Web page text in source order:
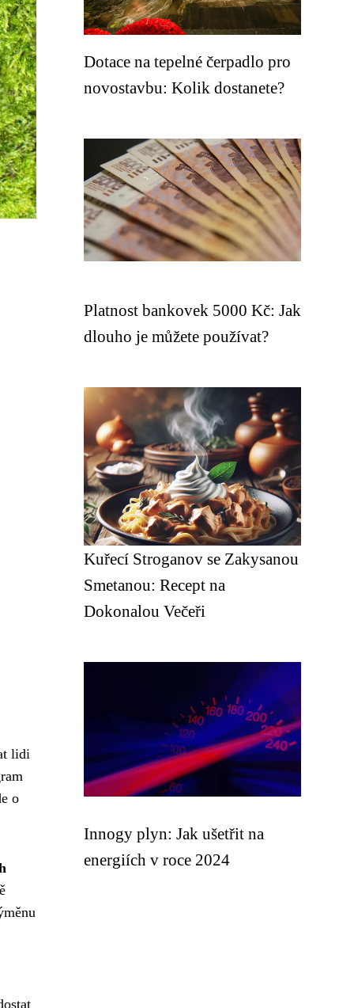
lidi
o
Dotace na tepelné čerpadlo pro
novostavbu: Kolik dostanete?
Platnost bankovek 5000 Kč: Jak
dlouho je můžete používat?
Kuřecí Stroganov se Zakysanou
Smetanou: Recept na
Dokonalou Večeři
Innogy plyn: Jak ušetřit na
energiích v roce 2024